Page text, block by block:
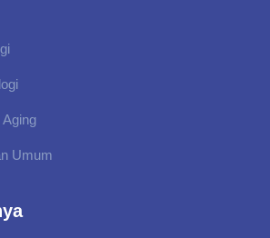
Umum